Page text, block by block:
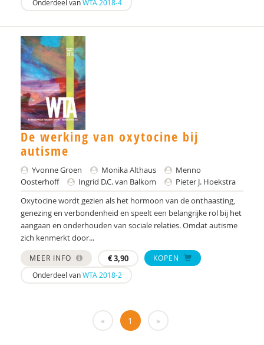
Laura Batstra
Esther Bazuin
Mia Becker
H.K. Beetsma
Manon Begeer
Sander Begeer
werkgroep behandeling CASS18+
Marieke Beltman
Lotte Benard
Hilde van den Berg
K. Berman
Onderdeel vanWTA 2018-4
De werking van oxytocine bij
autisme
Yvonne Groen Monika Althaus
Menno
Oosterhoff
Ingrid D.C. van Balkom
Pieter J. Hoekstra
Oxytocine wordt gezien als het hormoon van de onthaasting,
genezing en verbondenheid en speelt een belangrijke rol bij het
aangaan en onderhouden van sociale relaties. Omdat autisme
zich kenmerkt door...
MEER INFO €3,90
KOPEN
Onderdeel vanWTA 2018-2
« 1 »